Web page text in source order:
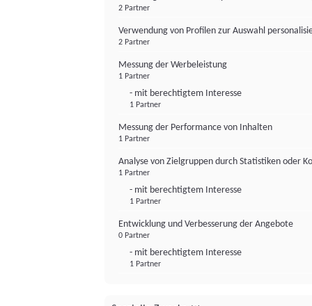
2 Partner
Verwendung von Profilen zur Auswahl
2 Partner
Messung der Werbeleistung
1 Partner
- mit berechtigtem Interesse
1 Partner
Messung der Performance von Inhalten
1 Partner
Analyse von Zielgruppen durch Statistiken oder
1 Partner
- mit berechtigtem Interesse
1 Partner
Entwicklung und Verbesserung der Angebote
0 Partner
- mit berechtigtem Interesse
1 Partner